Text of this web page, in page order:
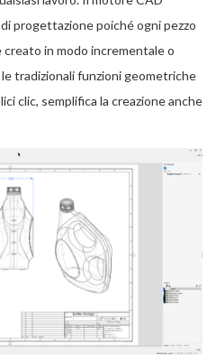
progettazione poiché ogni pezzo
in modo incrementale o
tradizionali funzioni geometriche
clic, semplifica la creazione anche